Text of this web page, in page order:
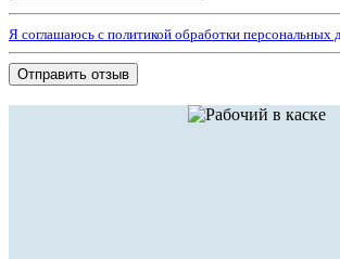
Я соглашаюсь с политикой обработки персональных
Отправить отзыв